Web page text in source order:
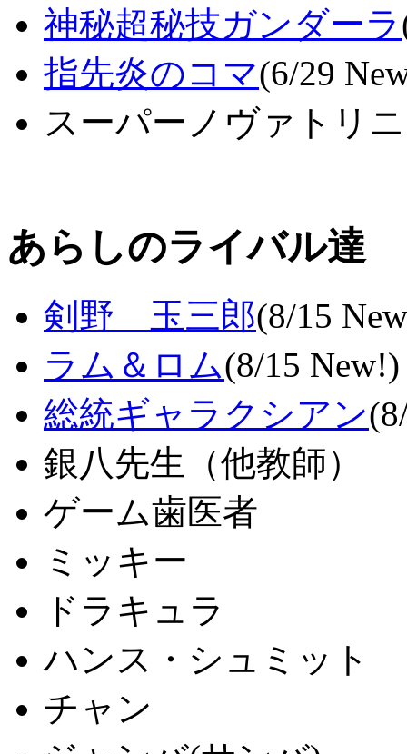
神秘超秘技ガンダーラ
指先炎のコマ(6/29
スーパーノヴァトリ
あらしのライバル達
剣野 玉三郎(8/15
ラム＆ロム(8/15 New!)
総統ギャラクシアン
銀八先生（他教師）
ゲーム歯医者
ミッキー
ドラキュラ
ハンス・シュミット
チャン